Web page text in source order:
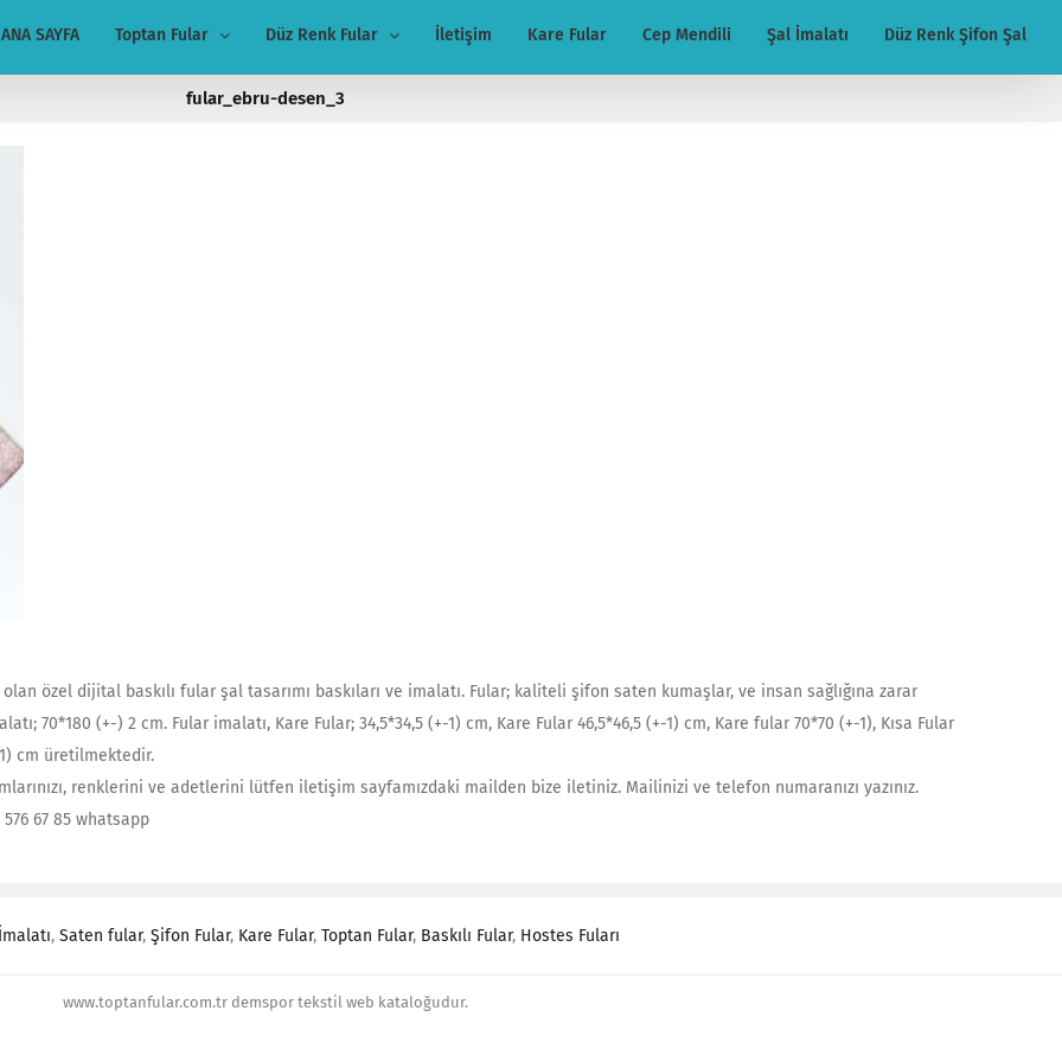
ANA SAYFA Toptan Fular Düz Renk Fular İletişim Kare Fular Cep Mendili Şal İmalatı Düz Renk Şifon Şal
fular_ebru-desen_3
özel dijital baskılı fular şal tasarımı baskıları ve imalatı. Fular; kaliteli şifon saten kumaşlar, ve insan sağlığına zarar
70*180 (+-) 2 cm. Fular imalatı, Kare Fular; 34,5*34,5 (+-1) cm, Kare Fular 46,5*46,5 (+-1) cm, Kare fular 70*70 (+-1), Kısa Fular
cm üretilmektedir.
renklerini ve adetlerini lütfen iletişim sayfamızdaki mailden bize iletiniz. Mailinizi ve telefon numaranızı yazınız.
576 67 85 whatsapp
, Saten fular, Şifon Fular, Kare Fular, Toptan Fular, Baskılı Fular, Hostes Fuları
www.toptanfular.com.tr demspor tekstil web kataloğudur.